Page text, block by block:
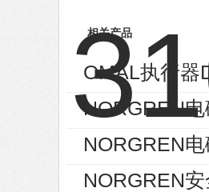
相关产品
OMAL执行器
NORGREN
NORGREN
NORGREN